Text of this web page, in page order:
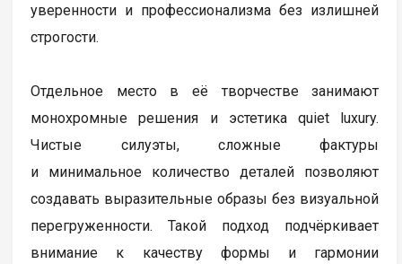
уверенности и профессионализма без излишней
строгости.
Отдельное место в её творчестве занимают
монохромные решения и эстетика quiet luxury.
Чистые силуэты, сложные фактуры
и минимальное количество деталей позволяют
создавать выразительные образы без визуальной
перегруженности. Такой подход подчёркивает
внимание к качеству формы и гармонии